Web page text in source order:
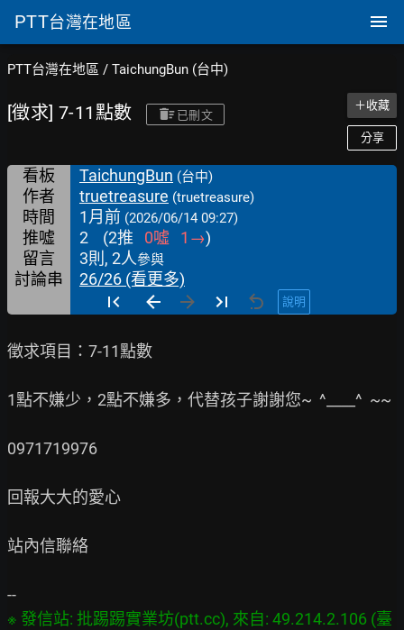
PTT台灣在地區
PTT台灣在地區 / TaichungBun (台中)
[徵求] 7-11點數 已刪文
＋收藏
分享
看板 TaichungBun (台中)
作者 truetreasure (truetreasure)
時間 1月前 (2026/06/14 09:27)
推噓 2 (2推 0噓 1 →)
留言
3則, 2人參與
討論串 26/26 (看更多)
說明
徵求項目：7-11點數
1點不嫌少，2點不嫌多，代替孩子謝謝您~  ^____^  ~~
0971719976
回報大大的愛心
站內信聯絡
※ 發信站: 批踢踢實業坊(ptt.cc), 來自: 49.214.2.106 (臺